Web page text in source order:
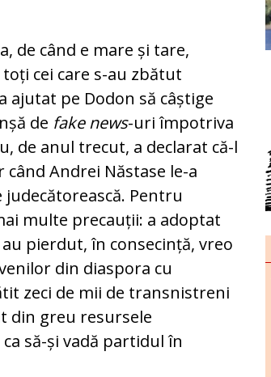
de când e mare și tare,
cei care s-au zbătut
ajutat pe Dodon să câștige
de fake news-uri împotriva
de anul trecut, a declarat că-l
Andrei Năstase le-a
Pentru
multe precauții: a adoptat
pierdut, în consecință, vreo
din diaspora cu
zeci de mii de transnistreni
din greu resursele
să-și vadă partidul în